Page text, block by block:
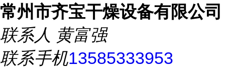
常州市齐宝干燥设备有限公司
联系人 黄富强
联系手机13585333953